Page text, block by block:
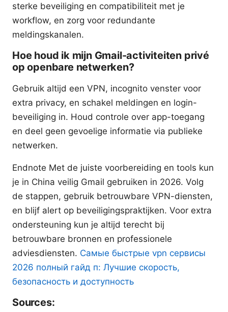
sterke beveiliging en compatibiliteit met je
workflow, en zorg voor redundante
meldingskanalen.
Hoe houd ik mijn Gmail-activiteiten privé
op openbare netwerken?
Gebruik altijd een VPN, incognito venster voor
extra privacy, en schakel meldingen en login-
beveiliging in. Houd controle over app-toegang
en deel geen gevoelige informatie via publieke
netwerken.
Endnote Met de juiste voorbereiding en tools kun
je in China veilig Gmail gebruiken in 2026. Volg
de stappen, gebruik betrouwbare VPN-diensten,
en blijf alert op beveiligingspraktijken. Voor extra
ondersteuning kun je altijd terecht bij
betrouwbare bronnen en professionele
adviesdiensten. Самые быстрые vpn сервисы
2026 полный гайд п: Лучшие скорость,
безопасность и доступность
Sources: